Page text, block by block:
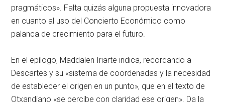
pragmáticos». Falta quizás alguna propuesta innovadora
en cuanto al uso del Concierto Económico como
palanca de crecimiento para el futuro.
En el epílogo, Maddalen Iriarte indica, recordando a
Descartes y su «sistema de coordenadas y la necesidad
de establecer el origen en un punto», que en el texto de
Otxandiano «se percibe con claridad ese origen». Da la